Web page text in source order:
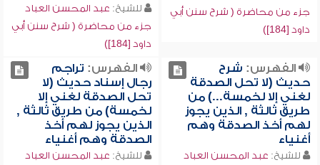
جزء من محاضرة ( شرح سنن أبي
داود [184])
للشيخ: عبد المحسن العباد
جزء من محاضرة ( شرح سنن أبي
داود [184])
الفهرس: شرح
حديث (لا تحل الصدقة
لغني إلا لخمسة...) من
طريق ثالثة , الذين يجوز
لهم أخذ الصدقة وهم
أغنياء
للشيخ: عبد المحسن العباد
الفهرس: تراجم
رجال إسناد حديث (لا
تحل الصدقة لغني إلا
لخمسة) من طريق ثالثة ,
الذين يجوز لهم أخذ
الصدقة وهم أغنياء
للشيخ: عبد المحسن العباد